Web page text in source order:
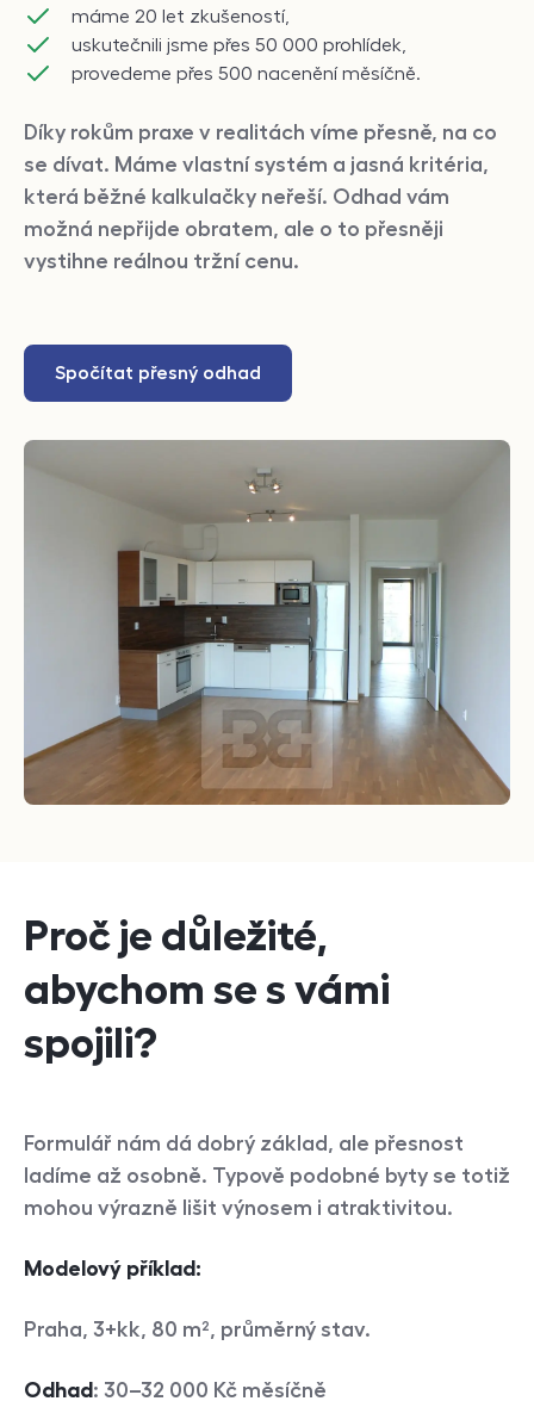
máme 20 let zkušeností,
uskutečnili jsme přes 50 000 prohlídek,
provedeme přes 500 nacenění měsíčně.
Díky rokům praxe v realitách víme přesně, na co
se dívat. Máme vlastní systém a jasná kritéria,
která běžné kalkulačky neřeší. Odhad vám
možná nepřijde obratem, ale o to přesněji
vystihne reálnou tržní cenu.
Spočítat přesný odhad
Proč je důležité,
abychom se s vámi
spojili?
Formulář nám dá dobrý základ, ale přesnost
ladíme až osobně. Typově podobné byty se totiž
mohou výrazně lišit výnosem i atraktivitou.
Modelový příklad:
Praha, 3+kk, 80 m², průměrný stav.
Odhad : 30–32 000 Kč měsíčně